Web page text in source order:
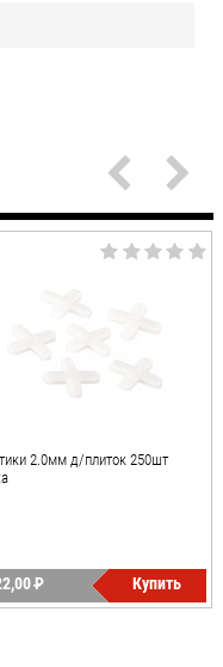
2.0мм д/плиток 250шт
P
УБ.
Купить